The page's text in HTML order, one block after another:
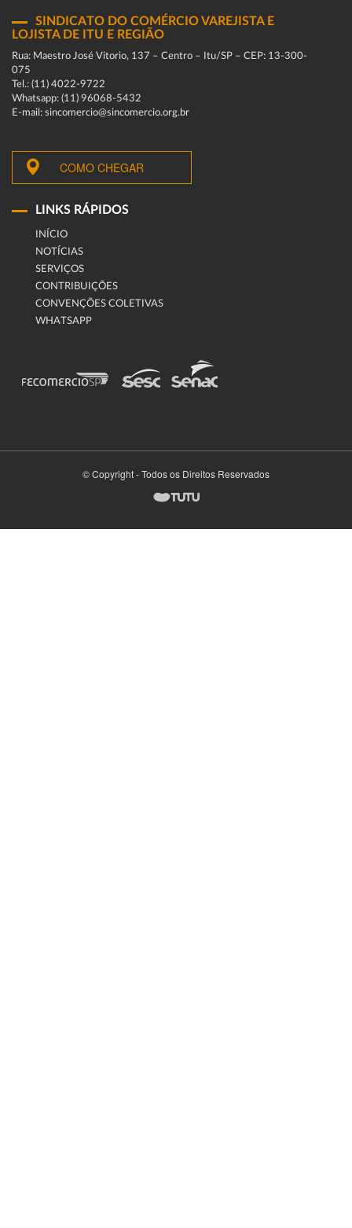
SINDICATO DO COMÉRCIO VAREJISTA E
LOJISTA DE ITU E REGIÃO
Rua: Maestro José Vitorio, 137 – Centro – Itu/SP – CEP: 13-300-
075
Tel.: (11) 4022-9722
Whatsapp: (11) 96068-5432
E-mail: sincomercio@sincomercio.org.br
COMO CHEGAR
LINKS RÁPIDOS
INÍCIO
NOTÍCIAS
SERVIÇOS
CONTRIBUIÇÕES
CONVENÇÕES COLETIVAS
WHATSAPP
© Copyright - Todos os Direitos Reservados